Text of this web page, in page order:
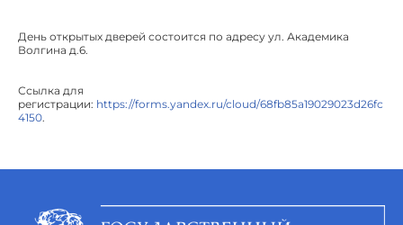
День открытых дверей состоится по адресу ул. Академика
Волгина д.6.
Ссылка для
регистрации: https://forms.yandex.ru/cloud/68fb85a19029023d26fc
4150.